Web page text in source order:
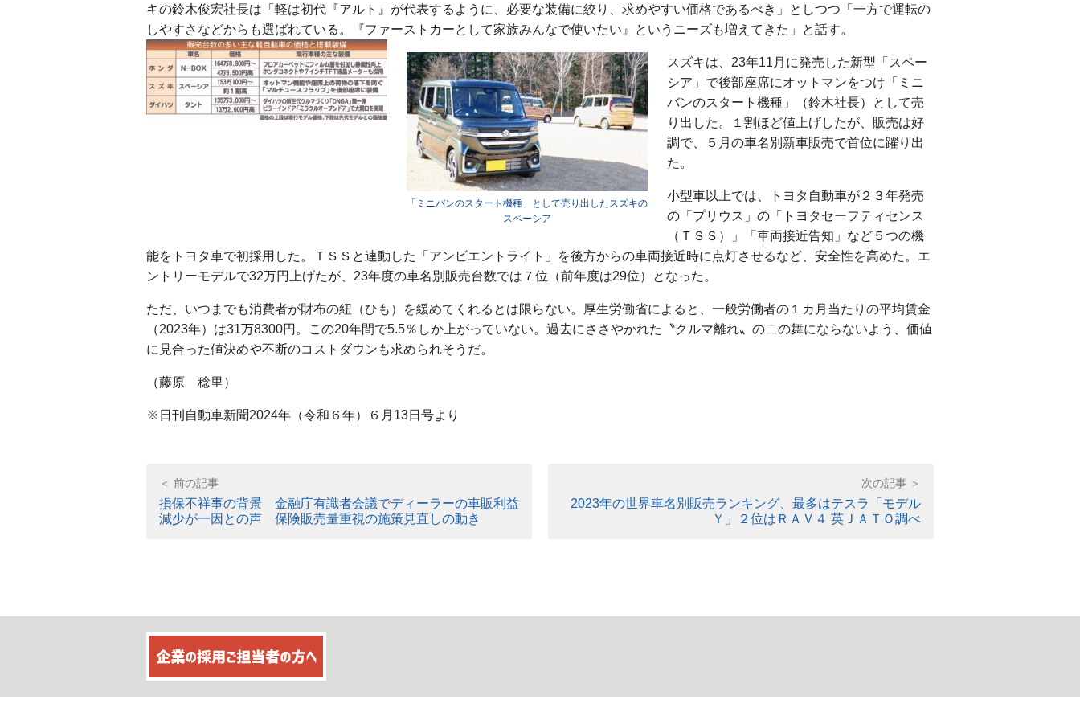
キの鈴木俊宏社長は「軽は初代『アルト』が代表するように、必要な装備に絞り、求めやすい価格であるべき」としつつ「一方で運転の
しやすさなどからも選ばれている。『ファーストカーとして家族みんなで使いたい』というニーズも増えてきた」と話す。
「ミニバンのスタート機種」として売り出したスズキの
スペーシア
スズキは、23年11月に発売した新型「スペー
シア」で後部座席にオットマンをつけ「ミニ
バンのスタート機種」（鈴木社長）として売
り出した。１割ほど値上げしたが、販売は好
調で、５月の車名別新車販売で首位に躍り出
た。
小型車以上では、トヨタ自動車が２３年発売
の「プリウス」の「トヨタセーフティセンス
（ＴＳＳ）」「車両接近告知」など５つの機
能をトヨタ車で初採用した。ＴＳＳと連動した「アンビエントライト」を後方からの車両接近時に点灯させるなど、安全性を高めた。エ
ントリーモデルで32万円上げたが、23年度の車名別販売台数では７位（前年度は29位）となった。
ただ、いつまでも消費者が財布の紐（ひも）を緩めてくれるとは限らない。厚生労働省によると、一般労働者の１カ月当たりの平均賃金
（2023年）は31万8300円。この20年間で5.5％しか上がっていない。過去にささやかれた〝クルマ離れ〟の二の舞にならないよう、価値
に見合った値決めや不断のコストダウンも求められそうだ。
（藤原 稔里）
※日刊自動車新聞2024年（令和６年）６月13日号より
損保不祥事の背景 金融庁有識者会議でディーラーの車販利益
減少が一因との声 保険販売量重視の施策見直しの動き
2023年の世界車名別販売ランキング、最多はテスラ「モデル
Ｙ」２位はＲＡＶ４ 英ＪＡＴＯ調べ